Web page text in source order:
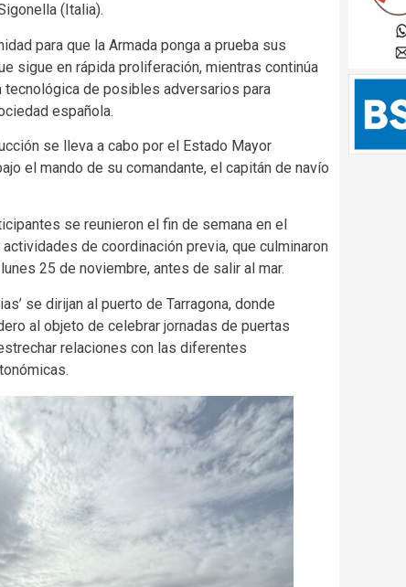
(Italia).
para que la Armada ponga a prueba sus
sigue en rápida proliferación, mientras continúa
de posibles adversarios para
española.
se lleva a cabo por el Estado Mayor
el mando de su comandante, el capitán de navío
se reunieron el fin de semana en el
de coordinación previa, que culminaron
25 de noviembre, antes de salir al mar.
se dirijan al puerto de Tarragona, donde
al objeto de celebrar jornadas de puertas
relaciones con las diferentes